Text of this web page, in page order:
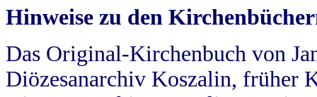
Hinweise zu den
Das Original-Kirchenbuch von
Diözesanarchiv Koszalin, früher